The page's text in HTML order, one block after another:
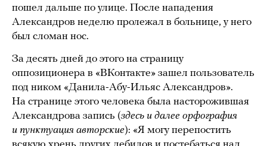
пошел дальше по улице. После нападения
Александров неделю пролежал в больнице, у него
был сломан нос.
За десять дней до этого на страницу
оппозиционера в «ВКонтакте» зашел пользователь
под ником «Данила-Абу-Ильяс Александров».
На странице этого человека была насторожившая
Александрова запись (здесь и далее орфография
и пунктуация авторские): «Я могу перепостить